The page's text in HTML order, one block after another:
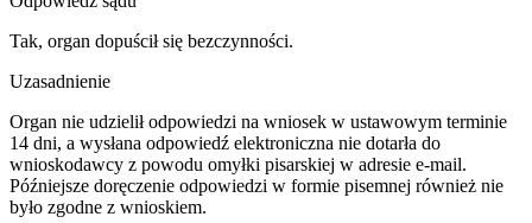
Tak, organ dopuścił się bezczynności.
Uzasadnienie
Organ nie udzielił odpowiedzi na wniosek w ustawowym terminie
14 dni, a wysłana odpowiedź elektroniczna nie dotarła do
wnioskodawcy z powodu omyłki pisarskiej w adresie e-mail.
Późniejsze doręczenie odpowiedzi w formie pisemnej również nie
było zgodne z wnioskiem.